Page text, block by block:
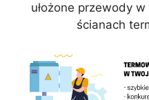
ułożone przewody
ścianach